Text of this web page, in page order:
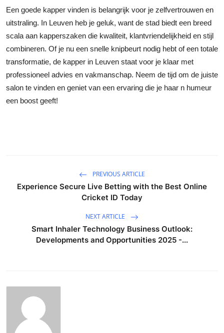
Een goede kapper vinden is belangrijk voor je zelfvertrouwen en
uitstraling. In Leuven heb je geluk, want de stad biedt een breed
scala aan kapperszaken die kwaliteit, klantvriendelijkheid en stijl
combineren. Of je nu een snelle knipbeurt nodig hebt of een totale
transformatie, de kapper in Leuven staat voor je klaar met
professioneel advies en vakmanschap. Neem de tijd om de juiste
salon te vinden en geniet van een ervaring die je haar n humeur
een boost geeft!
PREVIOUS ARTICLE
Experience Secure Live Betting with the Best Online
Cricket ID Today
NEXT ARTICLE
Smart Inhaler Technology Business Outlook:
Developments and Opportunities 2025 -...